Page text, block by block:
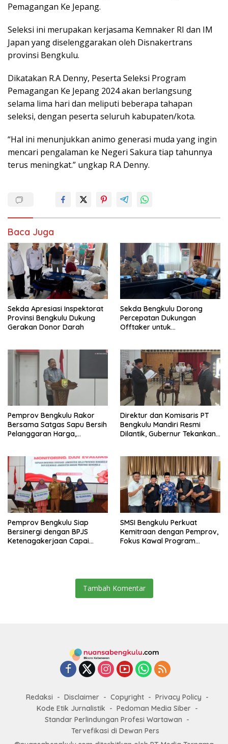
Pemagangan Ke Jepang.
Seleksi ini merupakan kerjasama Kemnaker RI dan IM
Japan yang diselenggarakan oleh Disnakertrans
provinsi Bengkulu.
Dikatakan R.A Denny, Peserta Seleksi Program
Pemagangan Ke Jepang 2024 akan berlangsung
selama lima hari dan meliputi beberapa tahapan
seleksi, dengan peserta seluruh kabupaten/kota.
“Hal ini menunjukkan animo generasi muda yang ingin
mencari pengalaman ke Negeri Sakura tiap tahunnya
terus meningkat.” ungkap R.A Denny.
Baca Juga
Sekda Apresiasi Inspektorat
Provinsi Bengkulu Dukung
Gerakan Donor Darah
Sekda Bengkulu Dorong
Percepatan Dukungan
Offtaker untuk
Pemprov Bengkulu Rakor
Bersama Satgas Sapu Bersih
Pelanggaran Harga,
Masih Jadi Sorotan
Direktur dan Komisaris PT
Bengkulu Mandiri Resmi
Dilantik, Gubernur Tekankan
Pemprov Bengkulu Siap
Bersinergi dengan BPJS
Ketenagakerjaan Capai
SMSI Bengkulu Perkuat
Kemitraan dengan Pemprov,
Fokus Kawal Program
Tambah Komentar
Redaksi Disclaimer Copyright
Privacy Policy
Kode Etik Jurnalistik
Pedoman Media Siber
Standar Perlindungan Profesi Wartawan
Tervefikasi di Dewan Pers